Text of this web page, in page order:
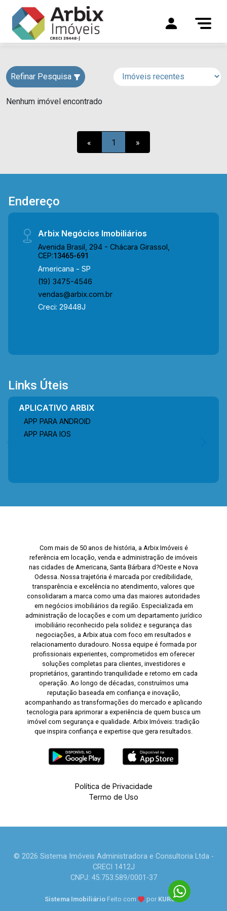
Refinar Pesquisa
Nenhum imóvel encontrado
« 1 »
Endereço
Arbix Negócios Imobiliários
Avenida Brasil, 294 - Chácara Girassol,
CEP:13465-691
Americana - SP
(19) 3475-4546
vendas@arbix.com.br
Creci: 29448J
Links Úteis
APLICATIVO ARBIX
APP PARA ANDROID
APP PARA IOS
Com mais de 50 anos de história, a Arbix Imóveis é
referência em locação, venda e administração de imóveis
nas cidades de Americana, Santa Bárbara d?Oeste e Nova
Odessa. Nossa trajetória é marcada por credibilidade,
transparência e excelência no atendimento, valores que
consolidaram a marca como uma das maiores autoridades
em negócios imobiliários da região. Especializada em
administração de locações e com um departamento jurídico
imobiliário reconhecido pela solidez e segurança das
negociações, a Arbix atua com foco em resultados e
relacionamento duradouro. Nossa equipe é formada por
profissionais experientes, comprometidos em oferecer
soluções completas para clientes, investidores e
proprietários, garantindo tranquilidade e retorno em cada
operação. Ao longo de décadas, construímos uma
reputação baseada em confiança e inovação,
acompanhando as transformações do mercado e aplicando
tecnologia para aprimorar a experiência de quem busca um
imóvel com segurança e qualidade. Arbix Imóveis: tradição
que inspira confiança e expertise que gera resultados.
Política de Privacidade
Termo de Uso
© 2026 Sistema Imóveis Administradora e Consultoria Ltda -
CRECI 1412J
CNPJ: 45.753.589/0001-37
Sistema Imobiliário Feito com por KUROLE